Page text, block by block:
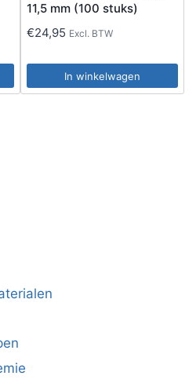
11,5 mm (100 stuks)
€24,95 Excl. BTW
In winkelwagen